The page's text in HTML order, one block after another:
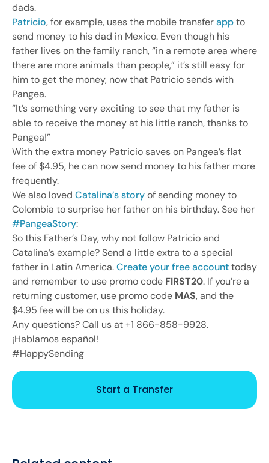
dads.
Patricio, for example, uses the mobile transferappto
send money to his dad in Mexico. Even though his
father lives on the family ranch, “in a remote area where
there are more animals than people,” it’s still easy for
him to get the money, now that Patricio sends with
Pangea.
“It’s something very exciting to see that my father is
able to receive the money at his little ranch, thanks to
Pangea!”
With the extra money Patricio saves on Pangea’s flat
fee of $4.95, he can now send money to his father more
frequently.
We also loved Catalina’s storyof sending money to
Colombia to surprise her father on his birthday. See her
#PangeaStory:
So this Father’s Day, why not follow Patricio and
Catalina’s example? Send a little extra to a special
father in Latin America.Create your free accounttoday
and remember to use promo code FIRST20. If you’re a
returning customer, use promo code MAS, and the
$4.95 fee will be on us this holiday.
Any questions? Call us at +1 866-858-9928.
¡Hablamos español!
#HappySending
Start a Transfer